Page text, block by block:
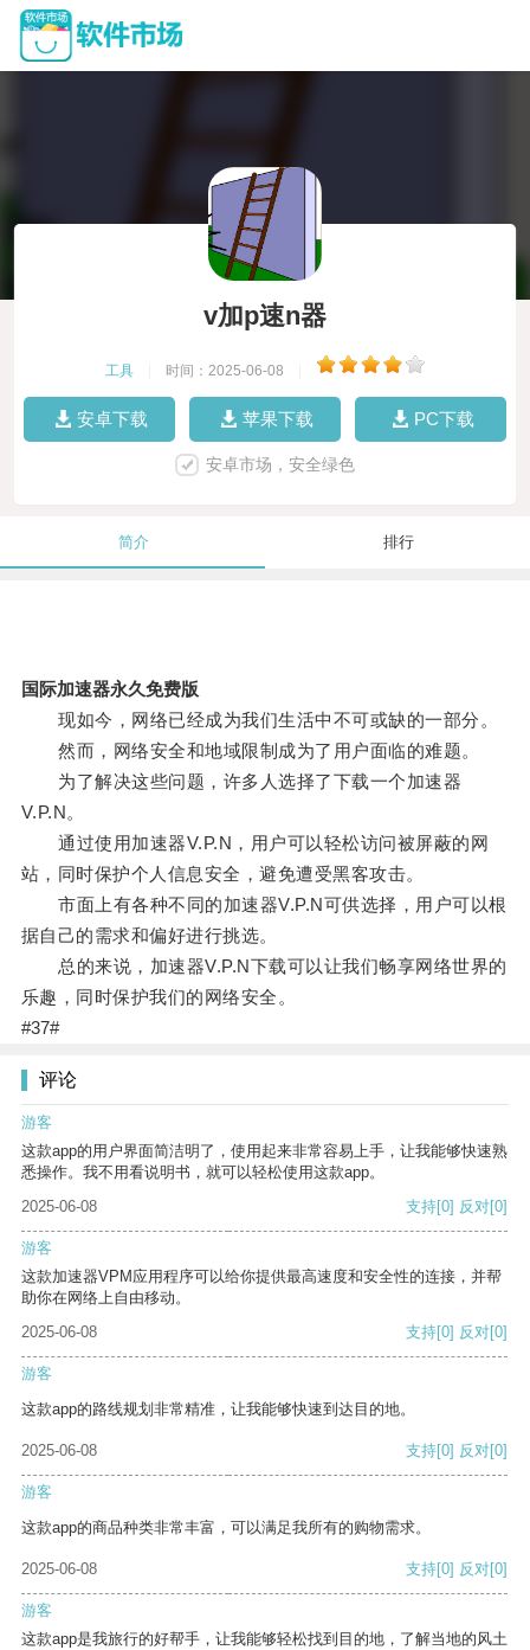
v加p速n器
工具 时间：2025-06-08
安卓下载 苹果下载 PC下载
安卓市场，安全绿色
简介 排行
国际加速器永久免费版
现如今，网络已经成为我们生活中不可或缺的一部分。
然而，网络安全和地域限制成为了用户面临的难题。
为了解决这些问题，许多人选择了下载一个加速器
V.P.N。
通过使用加速器V.P.N，用户可以轻松访问被屏蔽的网
站，同时保护个人信息安全，避免遭受黑客攻击。
市面上有各种不同的加速器V.P.N可供选择，用户可以根
据自己的需求和偏好进行挑选。
总的来说，加速器V.P.N下载可以让我们畅享网络世界的
乐趣，同时保护我们的网络安全。
#37#
评论
游客
这款app的用户界面简洁明了，使用起来非常容易上手，让我能够快速熟
悉操作。我不用看说明书，就可以轻松使用这款app。
2025-06-08
支持[0] 反对[0]
游客
这款加速器VPM应用程序可以给你提供最高速度和安全性的连接，并帮
助你在网络上自由移动。
2025-06-08
支持[0] 反对[0]
游客
这款app的路线规划非常精准，让我能够快速到达目的地。
2025-06-08 支持[0] 反对[0]
游客
这款app的商品种类非常丰富，可以满足我所有的购物需求。
2025-06-08 支持[0] 反对[0]
游客
这款app是我旅行的好帮手，让我能够轻松找到目的地，了解当地的风土